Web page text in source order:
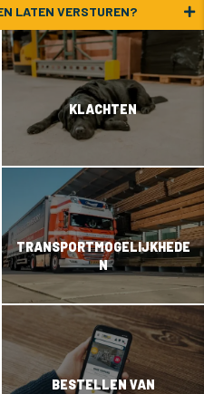
LATEN VERSTUREN?
KLACHTEN
TRANSPORTMOGELIJKHEDE
N
BESTELLEN VAN